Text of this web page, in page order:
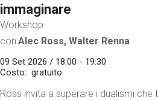
immaginare
Workshop
con Alec Ross, Walter Renna
09 Set 2026 / 18:00 - 19:30
Costo
gratuito
Ross invita a superare i dualismi